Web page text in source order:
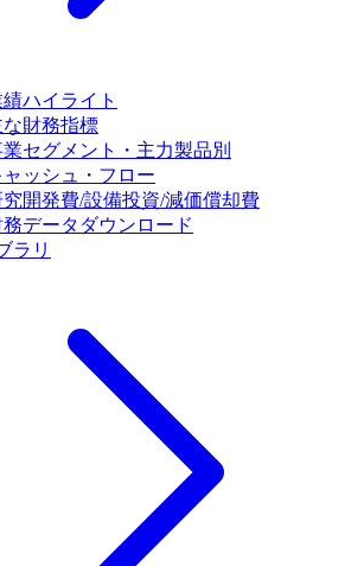
ハイライト
な財務指標
セグメント・主力製品別
ャッシュ・フロー
究開発費/設備投資/減価償却費
務データダウンロード
ラリ